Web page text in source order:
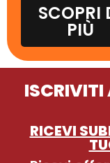
SCOPRI
PIÙ
ISCRIVITI
RICEVI